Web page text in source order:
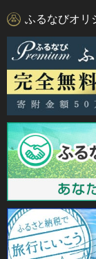
ふるなびオリ